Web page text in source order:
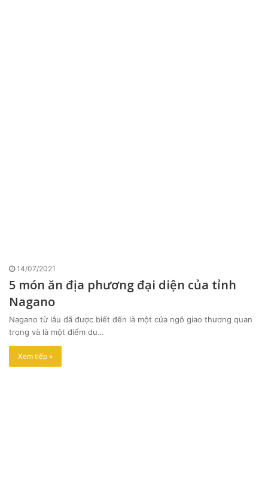
14/07/2021
5 món ăn địa phương đại diện của tỉnh
Nagano
Nagano từ lâu đã được biết đến là một cửa ngõ giao thương quan
trọng và là một điểm du…
Xem tiếp »